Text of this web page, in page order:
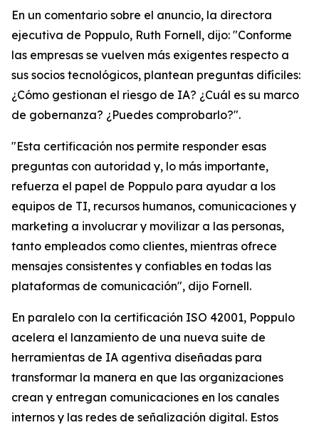
En un comentario sobre el anuncio, la directora
ejecutiva de Poppulo, Ruth Fornell, dijo: "Conforme
las empresas se vuelven más exigentes respecto a
sus socios tecnológicos, plantean preguntas difíciles:
¿Cómo gestionan el riesgo de IA? ¿Cuál es su marco
de gobernanza? ¿Puedes comprobarlo?".
"Esta certificación nos permite responder esas
preguntas con autoridad y, lo más importante,
refuerza el papel de Poppulo para ayudar a los
equipos de TI, recursos humanos, comunicaciones y
marketing a involucrar y movilizar a las personas,
tanto empleados como clientes, mientras ofrece
mensajes consistentes y confiables en todas las
plataformas de comunicación", dijo Fornell.
En paralelo con la certificación ISO 42001, Poppulo
acelera el lanzamiento de una nueva suite de
herramientas de IA agentiva diseñadas para
transformar la manera en que las organizaciones
crean y entregan comunicaciones en los canales
internos y las redes de señalización digital. Estos